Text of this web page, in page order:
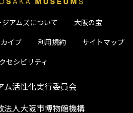
アムズについて
大阪の宝
イブ
利用規約
サイトマップ
セシビリティ
ム活性化実行委員会
法人大阪市博物館機構